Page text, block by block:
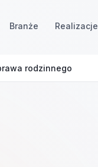
Branże Realizacje
rodzinnego